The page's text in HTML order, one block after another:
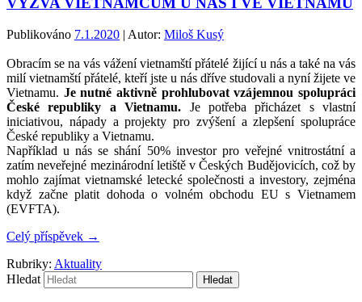
Publikováno 7.1.2020 | Autor: Miloš Kusý
Obracím se na vás vážení vietnamští přátelé žijící u nás a také na vás
milí vietnamští přátelé, kteří jste u nás dříve studovali a nyní žijete ve
Vietnamu. Je nutné aktivně prohlubovat vzájemnou spolupráci
České republiky a Vietnamu. Je potřeba přicházet s vlastní
iniciativou, nápady a projekty pro zvýšení a zlepšení spolupráce
České republiky a Vietnamu.
Například u nás se shání 50% investor pro veřejné vnitrostátní a
zatím neveřejné mezinárodní letiště v Českých Budějovicích, což by
mohlo zajímat vietnamské letecké společnosti a investory, zejména
když začne platit dohoda o volném obchodu EU s Vietnamem
(EVFTA).
Celý příspěvek →
Rubriky: Aktuality
Hledat